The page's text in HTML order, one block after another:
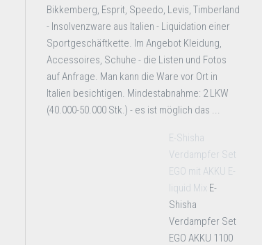
Bikkemberg, Esprit, Speedo, Levis, Timberland
- Insolvenzware aus Italien - Liquidation einer
Sportgeschäftkette. Im Angebot Kleidung,
Accessoires, Schuhe - die Listen und Fotos
auf Anfrage. Man kann die Ware vor Ort in
Italien besichtigen. Mindestabnahme: 2 LKW
(40.000-50.000 Stk.) - es ist möglich das ...
E-Shisha
Verdampfer Set
EGO mit AKKU E-
liquid Mix E-
Shisha
Verdampfer Set
EGO AKKU 1100